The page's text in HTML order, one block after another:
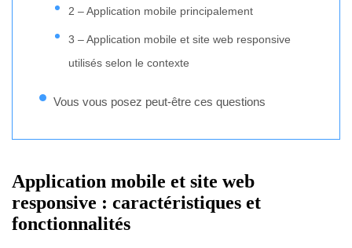
2 – Application mobile principalement
3 – Application mobile et site web responsive
utilisés selon le contexte
Vous vous posez peut-être ces questions
Application mobile et site web
responsive : caractéristiques et
fonctionnalités